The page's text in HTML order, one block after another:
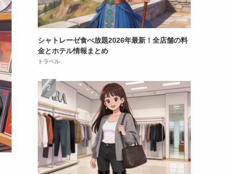
シャトレーゼ食べ放題2026年最新！全店舗の料
金とホテル情報まとめ
トラベル